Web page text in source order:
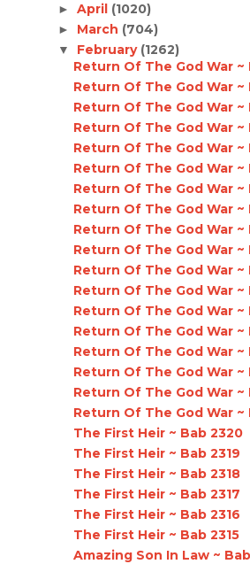
► April (1020)
► March (704)
▼ February (1262)
Return Of The God War ~
Return Of The God War ~
Return Of The God War ~
Return Of The God War ~
Return Of The God War ~
Return Of The God War ~
Return Of The God War ~
Return Of The God War ~
Return Of The God War ~
Return Of The God War ~
Return Of The God War ~
Return Of The God War ~
Return Of The God War ~
Return Of The God War ~
Return Of The God War ~
Return Of The God War ~
Return Of The God War ~
Return Of The God War ~
The First Heir ~ Bab 2320
The First Heir ~ Bab 2319
The First Heir ~ Bab 2318
The First Heir ~ Bab 2317
The First Heir ~ Bab 2316
The First Heir ~ Bab 2315
Amazing Son In Law ~